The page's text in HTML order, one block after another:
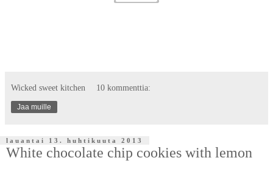
Wicked sweet kitchen 10 kommenttia:
Jaa muille
lauantai 13. huhtikuuta 2013
White chocolate chip cookies with lemon